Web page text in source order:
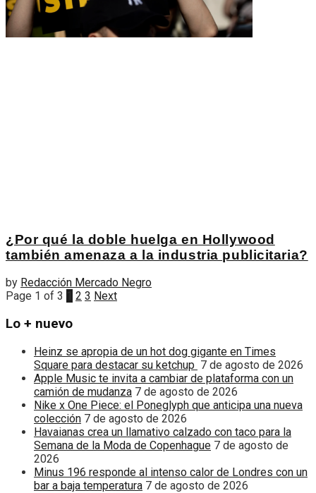
¿Por qué la doble huelga en Hollywood
también amenaza a la industria publicitaria?
by Redacción Mercado Negro
Page 1 of 3
2 3 Next
Lo + nuevo
Heinz se apropia de un hot dog gigante en Times
Square para destacar su ketchup 7 de agosto de 2026
Apple Music te invita a cambiar de plataforma con un
camión de mudanza 7 de agosto de 2026
Nike x One Piece: el Poneglyph que anticipa una nueva
colección 7 de agosto de 2026
Havaianas crea un llamativo calzado con taco para la
Semana de la Moda de Copenhague 7 de agosto de
2026
Minus 196 responde al intenso calor de Londres con un
bar a baja temperatura 7 de agosto de 2026